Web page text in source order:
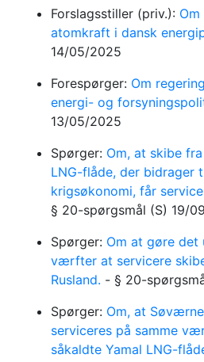
Forslagsstiller (priv.):
atomkraft i dansk
14/05/2025
Forespørger: Om
energi- og
13/05/2025
Spørger: Om, at skibe
LNG-flåde, der bidrager
krigsøkonomi, får
§ 20-spørgsmål (S) 19/
Spørger: Om at gøre
værfter at servicere
Rusland. - § 20-
Spørger: Om, at
serviceres på samme
såkaldte Yamal LNG-